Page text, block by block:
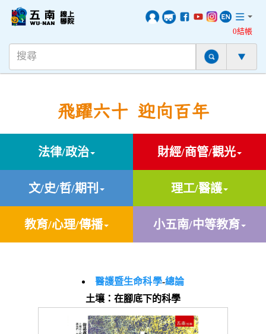
0結帳
飛躍六十 迎向百年
法律/政治 財經/商管/觀光
文/史/哲/期刊 理工/醫護
教育/心理/傳播 小五南/中等教育
醫護暨生命科學-總論
土壤：在腳底下的科學